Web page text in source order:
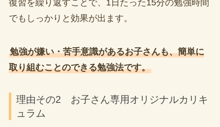
復習を繰り返すことで、1日たった15分の勉強時間
でもしっかりと効果が出ます。
勉強が嫌い・苦手意識があるお子さんも、簡単に
取り組むことのできる勉強法です。
理由その2 お子さん専用オリジナルカリキ
ュラム